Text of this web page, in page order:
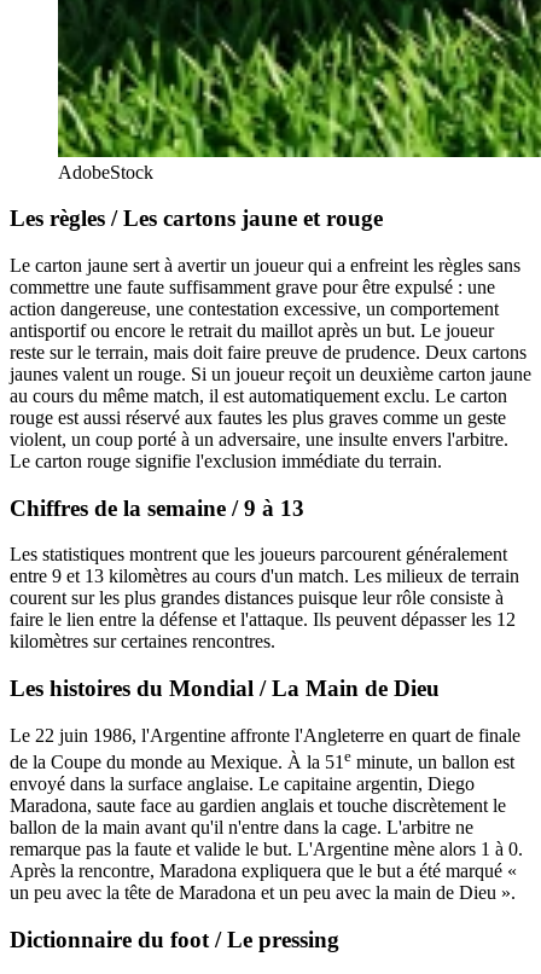
AdobeStock
Les règles / Les cartons jaune et rouge
Le carton jaune sert à avertir un joueur qui a enfreint les règles sans
commettre une faute suffisamment grave pour être expulsé : une
action dangereuse, une contestation excessive, un comportement
antisportif ou encore le retrait du maillot après un but. Le joueur
reste sur le terrain, mais doit faire preuve de prudence. Deux cartons
jaunes valent un rouge. Si un joueur reçoit un deuxième carton jaune
au cours du même match, il est automatiquement exclu. Le carton
rouge est aussi réservé aux fautes les plus graves comme un geste
violent, un coup porté à un adversaire, une insulte envers l'arbitre.
Le carton rouge signifie l'exclusion immédiate du terrain.
Chiffres de la semaine / 9 à 13
Les statistiques montrent que les joueurs parcourent généralement
entre 9 et 13 kilomètres au cours d'un match. Les milieux de terrain
courent sur les plus grandes distances puisque leur rôle consiste à
faire le lien entre la défense et l'attaque. Ils peuvent dépasser les 12
kilomètres sur certaines rencontres.
Les histoires du Mondial / La Main de Dieu
Le 22 juin 1986, l'Argentine affronte l'Angleterre en quart de finale
de la Coupe du monde au Mexique. À la 51 e minute, un ballon est
envoyé dans la surface anglaise. Le capitaine argentin, Diego
Maradona, saute face au gardien anglais et touche discrètement le
ballon de la main avant qu'il n'entre dans la cage. L'arbitre ne
remarque pas la faute et valide le but. L'Argentine mène alors 1 à 0.
Après la rencontre, Maradona expliquera que le but a été marqué «
un peu avec la tête de Maradona et un peu avec la main de Dieu ».
Dictionnaire du foot / Le pressing